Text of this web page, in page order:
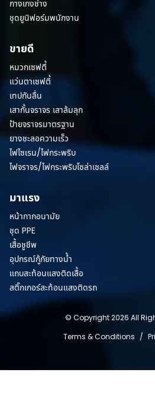
กางเกงช่าง
ชุดยูนิฟอร์มพนักงาน
ขายดี
หมวกเซฟตี้
แว่นตาเซฟตี้
เทปกันลื่น
เสากั้นจราจร เสาล้มลุก
ป้ายจราจรมาตรฐาน
ยางชะลอความเร็ว
ไฟไซเรน/ไฟกระพริบ
ไฟจราจร/ไฟกระพริบโซล่าเซลล์
มาแรง
หน้ากากอนามัย
ชุด PPE
เสื้อชูชีพ
อุปกรณ์กู้ภัยทางน้ำ
แถบสะท้อนแสงติดเสื้อ
สติ๊กเกอร์สะท้อนแสงติดรถ
© Copyright 2026 All
Terms & Conditions /